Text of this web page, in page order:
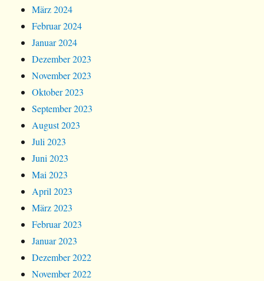
März 2024
Februar 2024
Januar 2024
Dezember 2023
November 2023
Oktober 2023
September 2023
August 2023
Juli 2023
Juni 2023
Mai 2023
April 2023
März 2023
Februar 2023
Januar 2023
Dezember 2022
November 2022